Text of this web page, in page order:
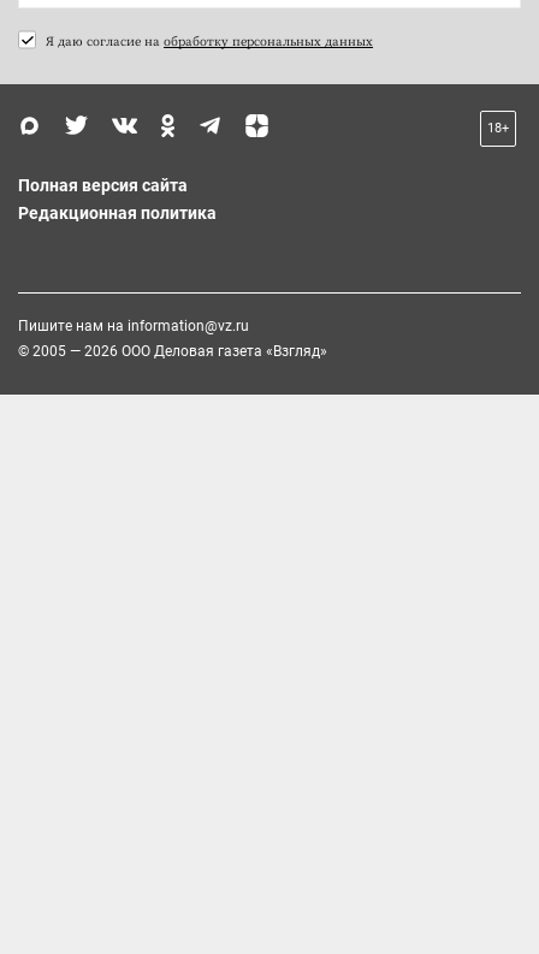
Я даю согласие на обработку персональных данных
18+
Полная версия сайта
Редакционная политика
Пишите нам на information@vz.ru
© 2005 — 2026 ООО Деловая газета «Взгляд»